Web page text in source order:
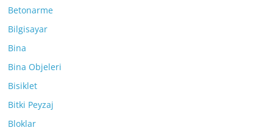
Betonarme
Bilgisayar
Bina
Bina Objeleri
Bisiklet
Bitki Peyzaj
Bloklar